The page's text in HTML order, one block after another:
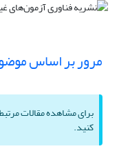
مرور بر اساس
برای مشاهده مقالات
کنید.